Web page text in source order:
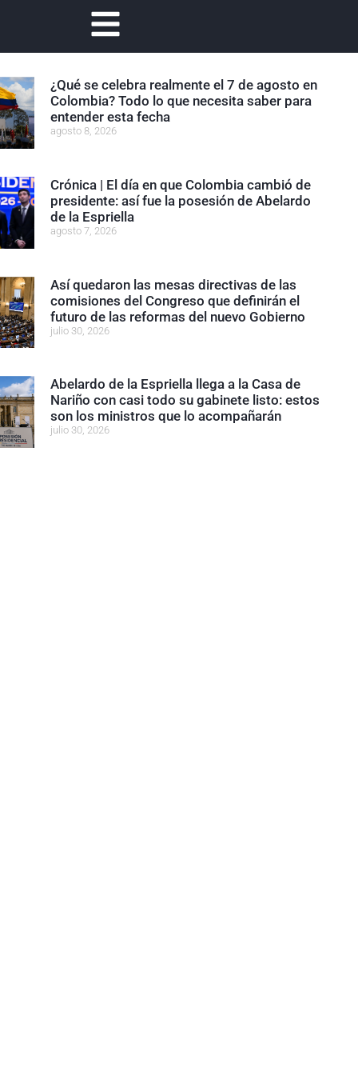
¿Qué se celebra realmente el 7 de agosto en
Colombia? Todo lo que necesita saber para
entender esta fecha
agosto 8, 2026
Crónica | El día en que Colombia cambió de
presidente: así fue la posesión de Abelardo
de la Espriella
agosto 7, 2026
Así quedaron las mesas directivas de las
comisiones del Congreso que definirán el
futuro de las reformas del nuevo Gobierno
julio 30, 2026
Abelardo de la Espriella llega a la Casa de
Nariño con casi todo su gabinete listo: estos
son los ministros que lo acompañarán
julio 30, 2026